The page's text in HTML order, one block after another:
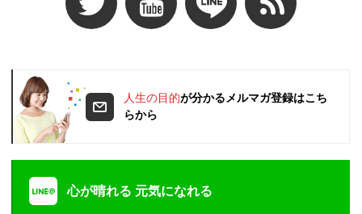
人生の目的が分かるメルマガ登録はこち
らから
心が晴れる 元気になれる